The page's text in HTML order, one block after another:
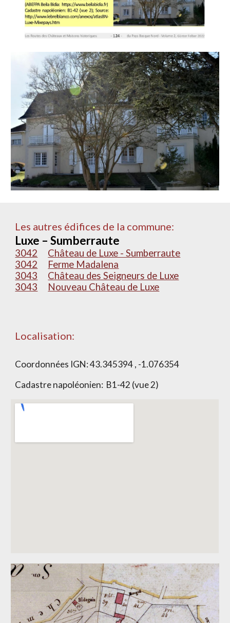
Les autres édifices de la commune:
Luxe – Sumberraute
3042
Château de Luxe - Sumberraute
3042
Ferme Madalena
3043
Château des Seigneurs de Luxe
3043
Nouveau Château de Luxe
Localisation:
Coordonnées IGN:43.345394 , -1.076354
Cadastre napoléonien: B1-42 (vue 2)